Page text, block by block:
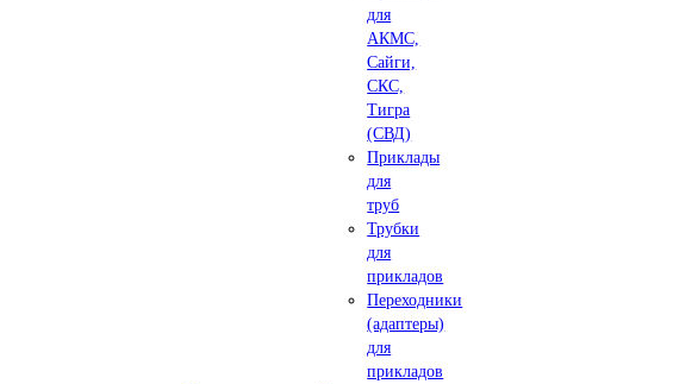
для
АКМС,
Сайги,
СКС,
Тигра
(СВД)
Приклады
для
труб
Трубки
для
прикладов
Переходники
(адаптеры)
для
прикладов